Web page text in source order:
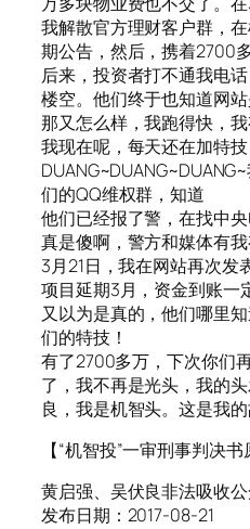
我解散官方理财客户群，
期公告，然后，携着2700
后来，投资者打不通我电
楼空。他们终于也知道网站
那又怎么样，我跑得快，我
我现在呢，每天还在加特技
们的QQ维权群，知道
他们已经报了警，在找中
真是傻啊，警方和媒体有
3月21日，我在网站再次发
项目延期3月，资金到账一
又以为是真的，他们哪里
们的特技！
有了2700多万，下次你们
了，我不再是光头，我的
良，我是机智头。这是我
【“机智投”一审刑事判决书
黄启强、吴伏良非法吸收
发布日期：2017-08-21